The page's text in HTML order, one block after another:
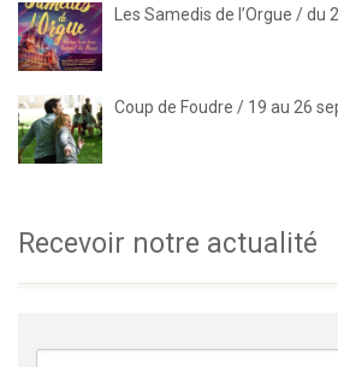
Les Samedis de l’Orgue / du
Coup de Foudre / 19 au 26
Recevoir notre actualité